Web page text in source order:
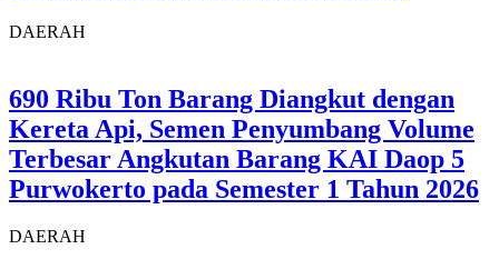
DAERAH
690 Ribu Ton Barang Diangkut dengan
Kereta Api, Semen Penyumbang Volume
Terbesar Angkutan Barang KAI Daop 5
Purwokerto pada Semester 1 Tahun 2026
DAERAH